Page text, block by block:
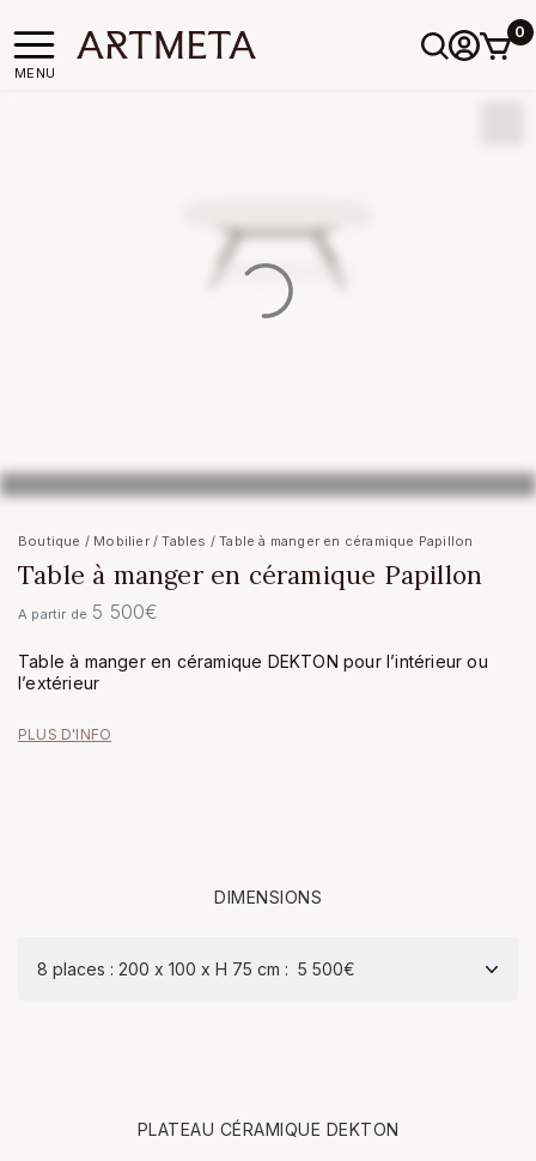
MENU
0
Boutique / Mobilier/Tables / Table à manger en céramique Papillon
Table à manger en céramique Papillon
A partir de 5 500€
Table à manger en céramique DEKTON pour l’intérieur ou
l’extérieur
PLUS D'INFO
DIMENSIONS
PLATEAU CÉRAMIQUE DEKTON